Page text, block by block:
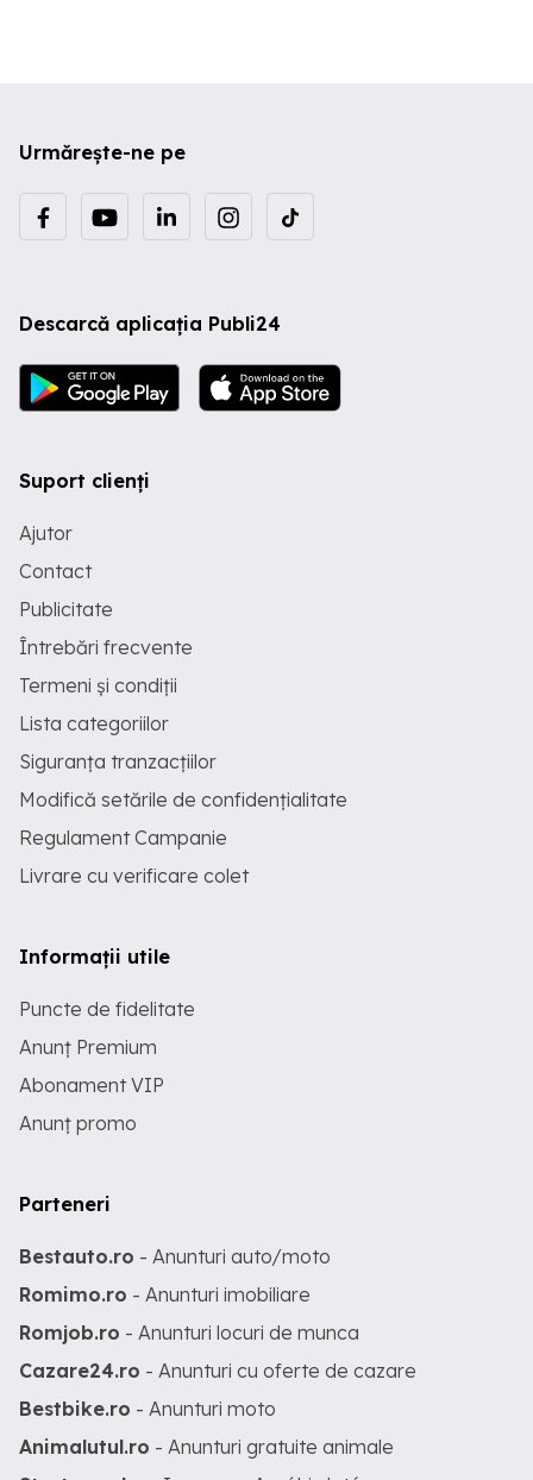
Urmărește-ne pe
Descarcă aplicația Publi24
Suport clienți
Ajutor
Contact
Publicitate
Întrebări frecvente
Termeni și condiții
Lista categoriilor
Siguranța tranzacțiilor
Modifică setările de confidențialitate
Regulament Campanie
Livrare cu verificare colet
Informații utile
Puncte de fidelitate
Anunț Premium
Abonament VIP
Anunț promo
Parteneri
Bestauto.ro - Anunturi auto/moto
Romimo.ro - Anunturi imobiliare
Romjob.ro - Anunturi locuri de munca
Cazare24.ro - Anunturi cu oferte de cazare
Bestbike.ro - Anunturi moto
Animalutul.ro - Anunturi gratuite animale